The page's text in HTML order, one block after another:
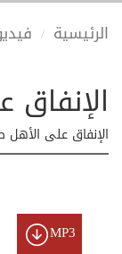
الرئيسية
الإنفاق على
MP3